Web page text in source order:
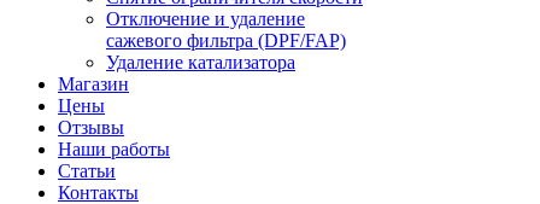
Отключение и удаление
сажевого фильтра (DPF/FAP)
Удаление катализатора
Магазин
Цены
Отзывы
Наши работы
Статьи
Контакты